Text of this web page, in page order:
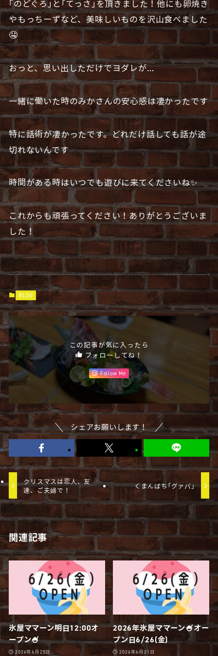
｢のどぐろ｣と｢てっさ｣を頂きました！他にも卵焼き
やもっちーずなど、美味しいものを沢山食べました
🤤
おっと、思い出しただけでヨダレが…
一緒に働いた時のみかさんの安心感は凄かったです
特に話術が凄かったです。どれだけ話しても話が途
切れないんです
時間がある時はいつでも遊びに来てくださいね✨
これからも頑張ってください！ありがとうございま
した！
BLOG
この記事が気に入ったら
フォローしてね！
Follow Me
シェアお願いします！
クリスマスは恋人、友
達、ご夫婦で！
くまんばち｢グァバ｣
関連記事
氷屋ママーン明日12:00オ
ープン🍧
2026年6月25日
2026年氷屋ママーン🍧オー
プン日6/26(金)
2026年6月21日